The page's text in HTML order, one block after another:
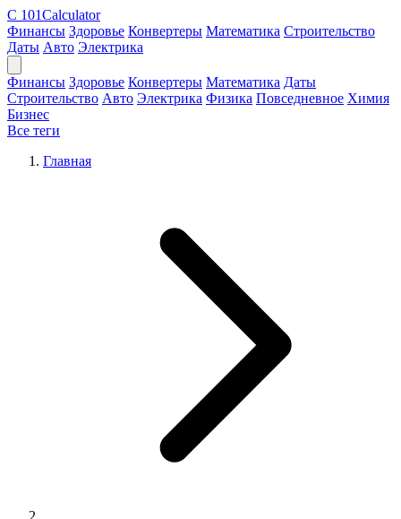
C 101Calculator
Финансы Здоровье Конвертеры Математика Строительство
Даты Авто Электрика
Финансы Здоровье Конвертеры Математика Даты
Строительство Авто Электрика Физика Повседневное Химия
Бизнес
Все теги
Главная